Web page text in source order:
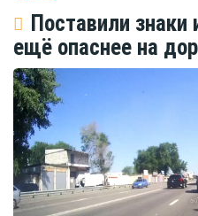
Поставили
ещё опаснее на